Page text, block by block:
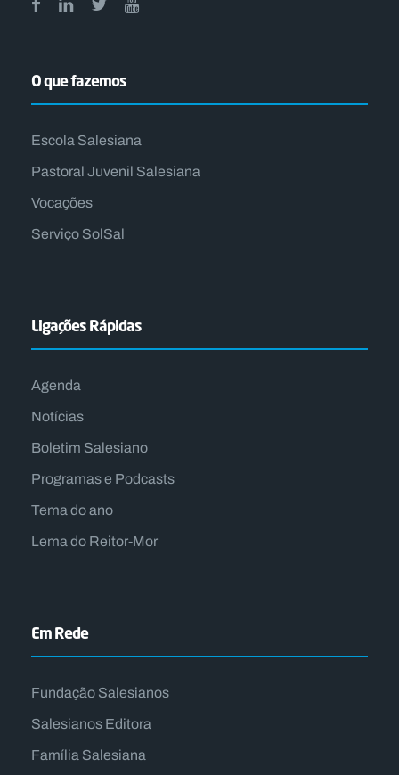
O que fazemos
Escola Salesiana
Pastoral Juvenil Salesiana
Vocações
Serviço SolSal
Ligações Rápidas
Agenda
Notícias
Boletim Salesiano
Programas e Podcasts
Tema do ano
Lema do Reitor-Mor
Em Rede
Fundação Salesianos
Salesianos Editora
Família Salesiana